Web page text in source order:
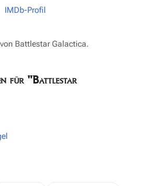
IMDb-Profil
Battlestar Galactica.
für "Battlestar